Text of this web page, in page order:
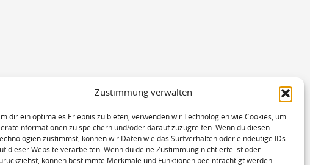
Zustimmung verwalten
dir ein optimales Erlebnis zu bieten, verwenden wir Technologien wie Cookies, um
zu speichern und/oder darauf zuzugreifen. Wenn du diesen
zustimmst, können wir Daten wie das Surfverhalten oder eindeutige IDs
dieser Website verarbeiten. Wenn du deine Zustimmung nicht erteilst oder
können bestimmte Merkmale und Funktionen beeinträchtigt werden.